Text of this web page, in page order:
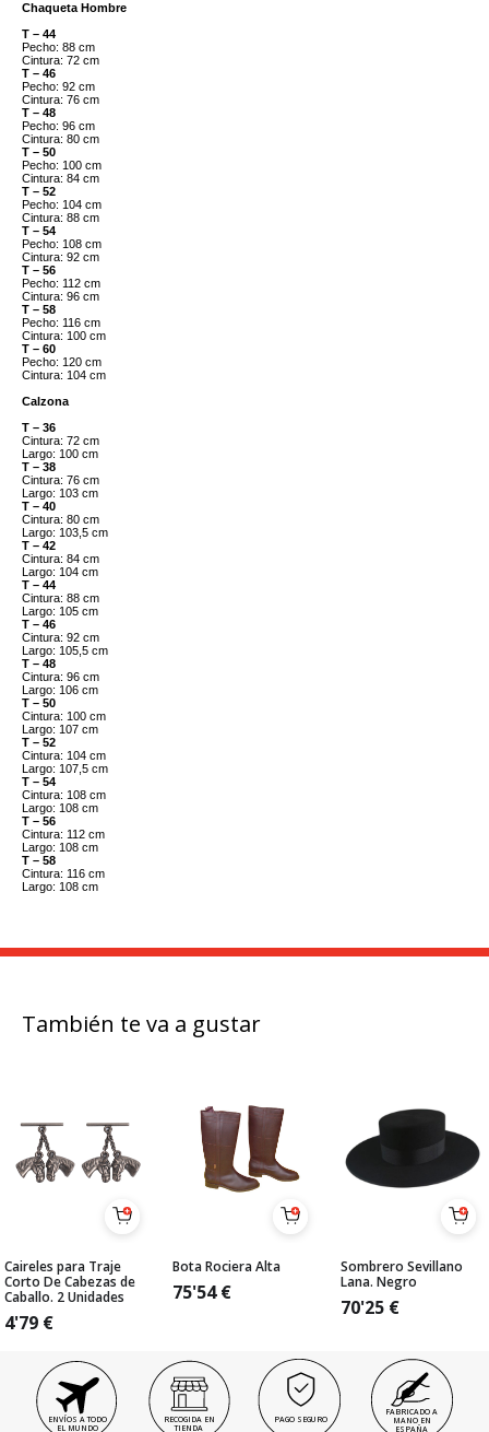
Chaqueta Hombre
T – 44
Pecho: 88 cm
Cintura: 72 cm
T – 46
Pecho: 92 cm
Cintura: 76 cm
T – 48
Pecho: 96 cm
Cintura: 80 cm
T – 50
Pecho: 100 cm
Cintura: 84 cm
T – 52
Pecho: 104 cm
Cintura: 88 cm
T – 54
Pecho: 108 cm
Cintura: 92 cm
T – 56
Pecho: 112 cm
Cintura: 96 cm
T – 58
Pecho: 116 cm
Cintura: 100 cm
T – 60
Pecho: 120 cm
Cintura: 104 cm
Calzona
T – 36
Cintura: 72 cm
Largo: 100 cm
T – 38
Cintura: 76 cm
Largo: 103 cm
T – 40
Cintura: 80 cm
Largo: 103,5 cm
T – 42
Cintura: 84 cm
Largo: 104 cm
T – 44
Cintura: 88 cm
Largo: 105 cm
T – 46
Cintura: 92 cm
Largo: 105,5 cm
T – 48
Cintura: 96 cm
Largo: 106 cm
T – 50
Cintura: 100 cm
Largo: 107 cm
T – 52
Cintura: 104 cm
Largo: 107,5 cm
T – 54
Cintura: 108 cm
Largo: 108 cm
T – 56
Cintura: 112 cm
Largo: 108 cm
T – 58
Cintura: 116 cm
Largo: 108 cm
También te va a gustar
Caireles para Traje
Corto De Cabezas de
Caballo. 2 Unidades
4'79 €
Bota Rociera Alta
75'54€
Sombrero Sevillano
Lana. Negro
70'25 €
ENVÍOS A TODO
EL MUNDO
RECOGIDA EN
TIENDA
PAGO SEGURO
FABRICADO A
MANO EN
ESPAÑA